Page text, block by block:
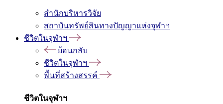
สำนักบริหารวิจัย
สถาบันทรัพย์สินทางปัญญาแห่งจุฬาฯ
ชีวิตในจุฬาฯ
ย้อนกลับ
ชีวิตในจุฬาฯ
พื้นที่สร้างสรรค์
ชีวิตในจุฬาฯ